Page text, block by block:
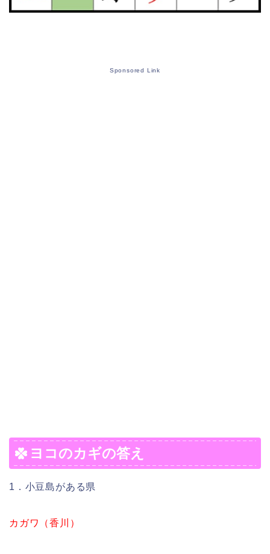
Sponsored Link
ヨコのカギの答え
1．小豆島がある県
カガワ（香川）